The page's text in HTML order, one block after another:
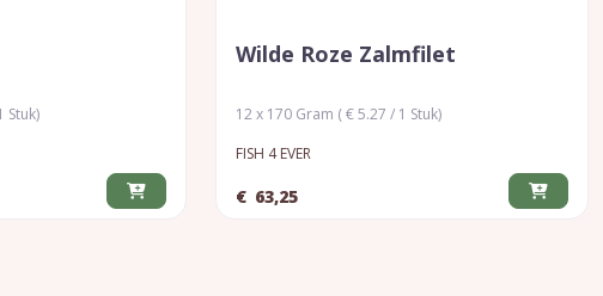
Stuk)
Wilde Roze Zalmfilet
12 x 170 Gram ( € 5.27 / 1 Stuk)
FISH 4 EVER
€ 63,25